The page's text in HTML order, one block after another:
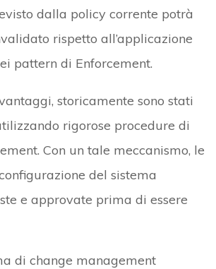
dalla policy corrente potrà
rispetto all’applicazione
pattern di Enforcement.
storicamente sono stati
rigorose procedure di
Con un tale meccanismo, le
del sistema
e approvate prima di essere
di change management